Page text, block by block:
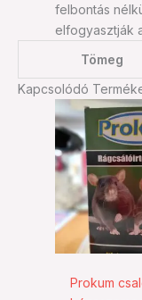
felbontás
elfogyasztják
Tömeg
Kapcsolódó
Prokum